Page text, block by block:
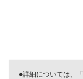
●詳細については、「